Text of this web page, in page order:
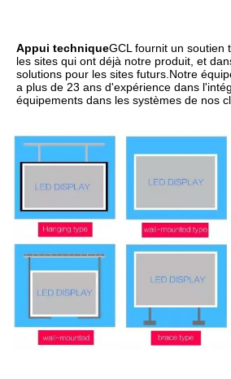
Appui techniqueGCL fournit un soutien
les sites qui ont déjà notre produit, et
solutions pour les sites futurs.Notre
a plus de 23 ans d'expérience dans
équipements dans les systèmes de nos